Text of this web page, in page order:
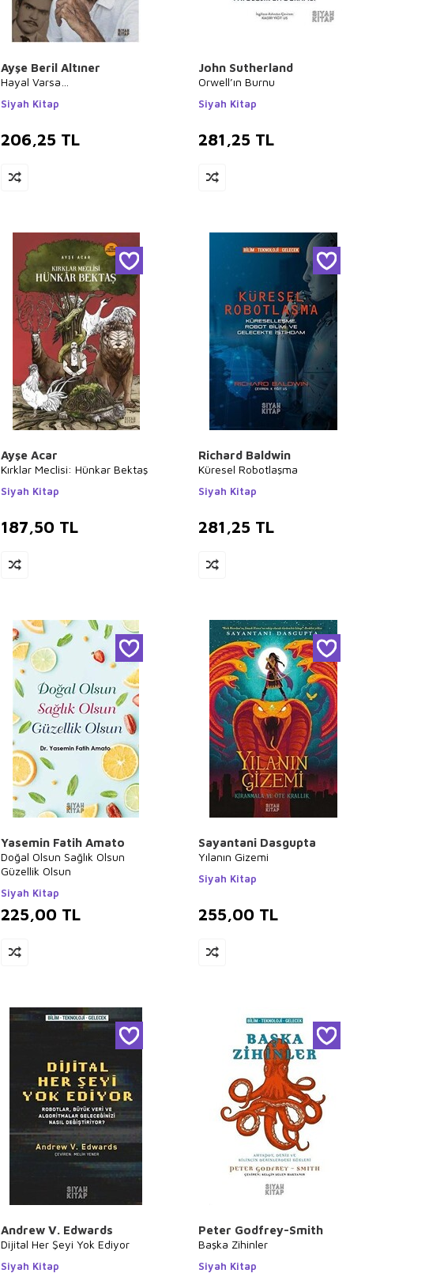
Ayşe Beril Altıner
Hayal Varsa…
Siyah Kitap
206,25 TL
John Sutherland
Orwell’ın Burnu
Siyah Kitap
281,25 TL
Ayşe Acar
Kırklar Meclisi: Hünkar Bektaş
Siyah Kitap
187,50 TL
Richard Baldwin
Küresel Robotlaşma
Siyah Kitap
281,25 TL
Yasemin Fatih Amato
Doğal Olsun Sağlık Olsun
Güzellik Olsun
Siyah Kitap
225,00 TL
Sayantani Dasgupta
Yılanın Gizemi
Siyah Kitap
255,00 TL
Andrew V. Edwards
Dijital Her Şeyi Yok Ediyor
Siyah Kitap
Peter Godfrey-Smith
Başka Zihinler
Siyah Kitap